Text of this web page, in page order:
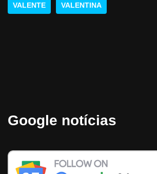
VALENTE VALENTINA
Google notícias